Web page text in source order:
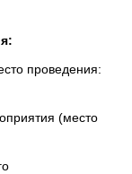
проведения:
(место